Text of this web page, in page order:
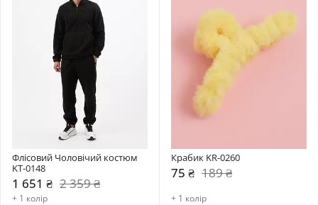
Флісовий Чоловічий костюм
KT-0148
1 651 ₴ 2 359 ₴
+ 1 колір
Крабик KR-0260
75 ₴ 189 ₴
+ 1 колір